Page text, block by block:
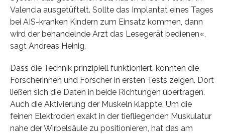
Valencia ausgetüftelt. Sollte das Implantat eines Tages
bei AIS-kranken Kindern zum Einsatz kommen, dann
wird der behandelnde Arzt das Lesegerät bedienen«,
sagt Andreas Heinig.
Dass die Technik prinzipiell funktioniert, konnten die
Forscherinnen und Forscher in ersten Tests zeigen. Dort
ließen sich die Daten in beide Richtungen übertragen.
Auch die Aktivierung der Muskeln klappte. Um die
feinen Elektroden exakt in der tiefliegenden Muskulatur
nahe der Wirbelsäule zu positionieren, hat das am